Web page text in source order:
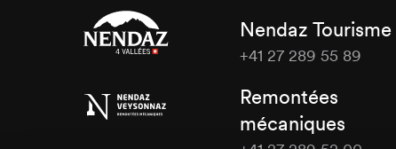
Tourisme
Nendaz Tourisme
+41 27 289 55 89
Remontées
mécaniques